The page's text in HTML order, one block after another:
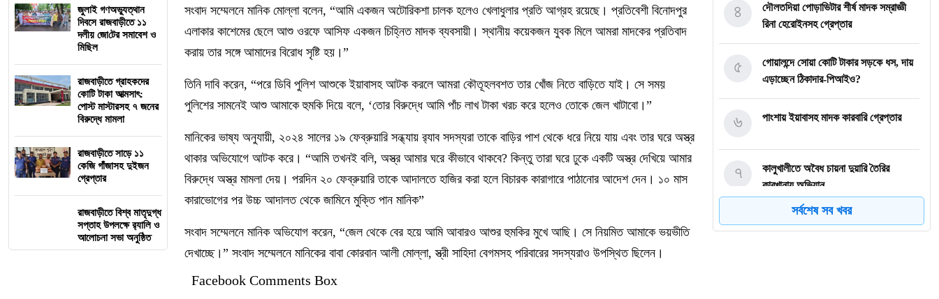
জুলাই গণঅভ্যুত্থান
দিবসে রাজবাড়ীতে ১১
দলীয় জো‌টের সমাবেশ ও
মি‌ছিল
রাজবাড়ীতে গ্রাহকদের
কোটি টাকা আত্মসাৎ:
পোস্ট মাস্টারসহ ৭ জনের
বিরুদ্ধে মামলা
রাজবাড়ীতে সাড়ে ১১
কেজি গাঁজাসহ দুইজন
গ্রেপ্তার
রাজবাড়ীতে বিশ্ব মাতৃদুগ্ধ
সপ্তাহ উপলক্ষে র‌্যালি ও
আলোচনা সভা অনুষ্ঠিত
সংবাদ সম্মেলনে মানিক মোল্লা বলেন, “আমি একজন অটোরিকশা চালক হলেও খেলাধুলার প্রতি আগ্রহ রয়েছে। প্রতিবেশী বিনোদপুর
এলাকার কাশেমের ছেলে আশু ওরফে আসিফ একজন চিহ্নিত মাদক ব্যবসায়ী। স্থানীয় কয়েকজন যুবক মিলে আমরা মাদকের প্রতিবাদ
করায় তার সঙ্গে আমাদের বিরোধ সৃষ্টি হয়।”
তিনি দাবি করেন, “পরে ডিবি পুলিশ আশুকে ইয়াবাসহ আটক করলে আমরা কৌতূহলবশত তার খোঁজ নিতে বাড়িতে যাই। সে সময়
পুলিশের সামনেই আশু আমাকে হুমকি দিয়ে বলে, ‘তোর বিরুদ্ধে আমি পাঁচ লাখ টাকা খরচ করে হলেও তোকে জেল খাটাবো।”
মানিকের ভাষ্য অনুযায়ী, ২০২৪ সালের ১৯ ফেব্রুয়ারি সন্ধ্যায় র‍্যাব সদস্যরা তাকে বাড়ির পাশ থেকে ধরে নিয়ে যায় এবং তার ঘরে অস্ত্র
থাকার অভিযোগে আটক করে। “আমি তখনই বলি, অস্ত্র আমার ঘরে কীভাবে থাকবে? কিন্তু তারা ঘরে ঢুকে একটি অস্ত্র দেখিয়ে আমার
বিরুদ্ধে অস্ত্র মামলা দেয়। পরদিন ২০ ফেব্রুয়ারি তাকে আদালতে হাজির করা হলে বিচারক কারাগারে পাঠানোর আদেশ দেন। ১০ মাস
কারাভোগের পর উচ্চ আদালত থেকে জামিনে মুক্তি পান মানিক”
সংবাদ সম্মেলনে মানিক অভিযোগ করেন, “জেল থেকে বের হয়ে আমি আবারও আশুর হুমকির মুখে আছি। সে নিয়মিত আমাকে ভয়ভীতি
দেখাচ্ছে।” সংবাদ সম্মেলনে মানিকের বাবা কোরবান আলী মোল্লা, স্ত্রী সাহিদা বেগমসহ পরিবারের সদস্যরাও উপস্থিত ছিলেন।
Facebook Comments Box
দৌলতদিয়া পোড়াভিটার শীর্ষ মাদক সম্রাজ্ঞী
রিনা হেরোইনসহ গ্রেপ্তার
৪
গোয়ালন্দে সোয়া কোটি টাকার সড়কে ধস, দায়
এড়াচ্ছেন ঠিকাদার-পিআইও?
৫
পাংশায় ইয়াবাসহ মাদক কারবারি গ্রেপ্তার
৬
কালুখালীতে অবৈধ চায়না দুয়ারি তৈরির
কারখানায় অভিযান
৭
গোয়ালন্দের নবাগত ইউএনও সাইফুল হুদার
৮
সর্বশেষ সব খবর